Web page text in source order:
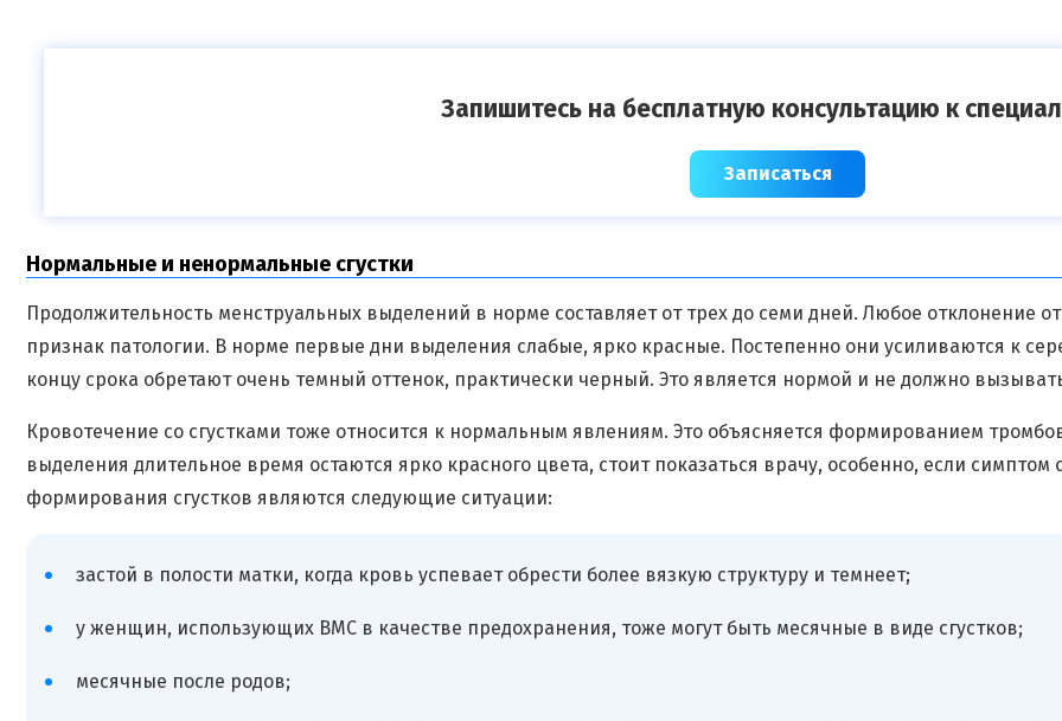
Запишитесь на бесплатную консультацию к
Записаться
Нормальные и ненормальные сгустки
Продолжительность менструальных выделений в норме составляет от трех до семи дней. Любое отклонение
признак патологии. В норме первые дни выделения слабые, ярко красные. Постепенно они усиливаются к
концу срока обретают очень темный оттенок, практически черный. Это является нормой и не должно
Кровотечение со сгустками тоже относится к нормальным явлениям. Это объясняется формированием
выделения длительное время остаются ярко красного цвета, стоит показаться врачу, особенно, если
формирования сгустков являются следующие ситуации:
застой в полости матки, когда кровь успевает обрести более вязкую структуру и темнеет;
у женщин, использующих ВМС в качестве предохранения, тоже могут быть месячные в виде сгустков;
месячные после родов;